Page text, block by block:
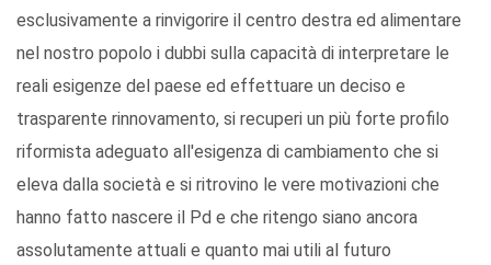
esclusivamente a rinvigorire il centro destra ed alimentare
nel nostro popolo i dubbi sulla capacità di interpretare le
reali esigenze del paese ed effettuare un deciso e
trasparente rinnovamento, si recuperi un più forte profilo
riformista adeguato all'esigenza di cambiamento che si
eleva dalla società e si ritrovino le vere motivazioni che
hanno fatto nascere il Pd e che ritengo siano ancora
assolutamente attuali e quanto mai utili al futuro